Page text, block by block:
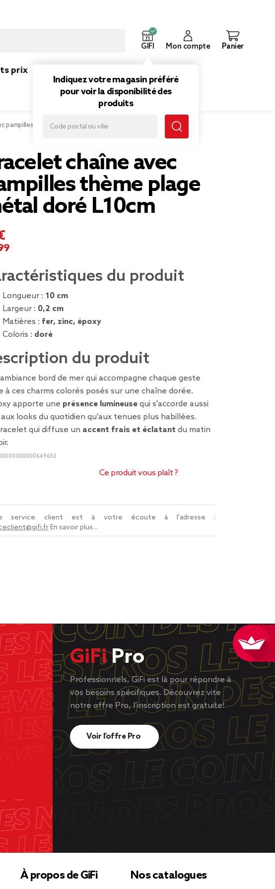
GIFI
Indiquez votre magasin préféré
pour voir la disponibilité des
produits
Mon compte Panier
prix
pampilles thème plage métal doré L10cm
chaîne avec
thème plage
doré L10cm
du produit
Longueur : 10 cm
Largeur : 0,2 cm
Matières : fer, zinc, époxy
Coloris : doré
du produit
bord de mer qui accompagne chaque geste
à ces charms colorés posés sur une chaîne dorée.
apporte une présence lumineuse qui s'accorde aussi
looks du quotidien qu'aux tenues plus habillées.
qui diffuse un accent frais et éclatant du matin
Ce produit vous plaît ?
service client est à votre écoute à l'adresse :
En savoir plus...
GiFiPro
Professionnels, GiFi est là pour répondre à
vos besoins spécifiques. Découvrez vite
notre offre Pro, l’inscription est gratuite!
Voir l’offre Pro
À propos de GiFi Nos catalogues